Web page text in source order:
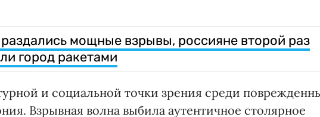
мощные взрывы, россияне второй раз
город ракетами
и социальной точки зрения среди
Взрывная волна выбила аутентичное столярное